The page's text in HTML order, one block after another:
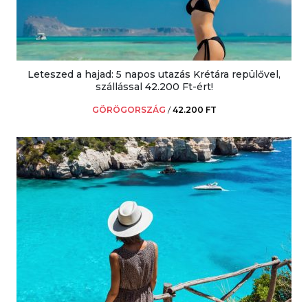
Leteszed a hajad: 5 napos utazás Krétára repülővel,
szállással 42.200 Ft-ért!
GÖRÖGORSZÁG /42.200 FT